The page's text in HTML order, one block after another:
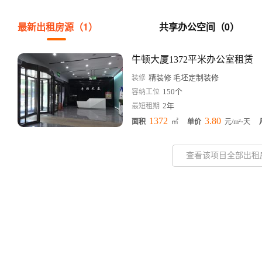
最新出租房源（1） 共享办公空间（0）
牛顿大厦1372平米办公室租赁
装修 精装修 毛坯定制装修
容纳工位 150个
最短租期 2年
面积 1372 ㎡ 单价 3.80 元/m²⋅天
查看该项目全部出租